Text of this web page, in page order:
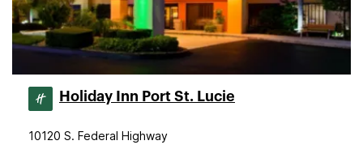
Holiday Inn Port St. Lucie
10120 S. Federal Highway